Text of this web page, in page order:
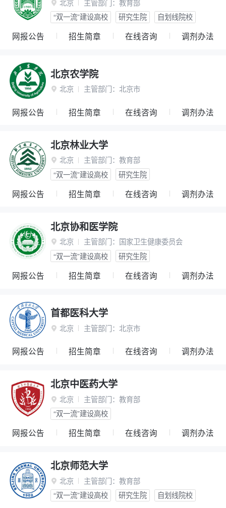
 北京 主管部门： 教育部
“双一流”建设高校
研究生院 自划线院校
网报公告 招生简章 在线咨询 调剂办法
北京农学院
 北京 主管部门： 北京市
网报公告 招生简章 在线咨询 调剂办法
北京林业大学
 北京 主管部门： 教育部
“双一流”建设高校
研究生院
网报公告 招生简章 在线咨询 调剂办法
北京协和医学院
 北京 主管部门： 国家卫生健康委员会
“双一流”建设高校
研究生院
网报公告 招生简章 在线咨询 调剂办法
首都医科大学
 北京 主管部门： 北京市
网报公告 招生简章 在线咨询 调剂办法
北京中医药大学
 北京 主管部门： 教育部
“双一流”建设高校
网报公告 招生简章 在线咨询 调剂办法
北京师范大学
 北京 主管部门： 教育部
“双一流”建设高校
研究生院 自划线院校